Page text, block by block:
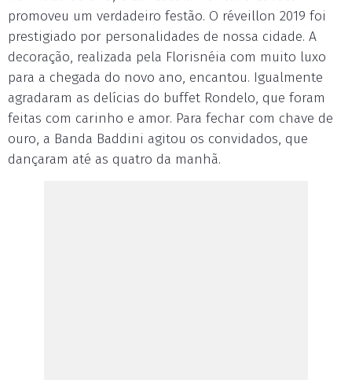
promoveu um verdadeiro festão. O réveillon 2019 foi
prestigiado por personalidades de nossa cidade. A
decoração, realizada pela Florisnéia com muito luxo
para a chegada do novo ano, encantou. Igualmente
agradaram as delícias do buffet Rondelo, que foram
feitas com carinho e amor. Para fechar com chave de
ouro, a Banda Baddini agitou os convidados, que
dançaram até as quatro da manhã.